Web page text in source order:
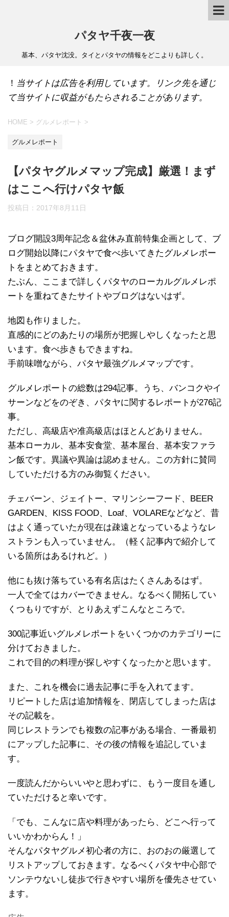
パタヤ千夜一夜
基本、パタヤ沈没。タイとパタヤの情報をどこよりも詳しく。
！ 当サイトは広告を利用しています。リンク先を通じ
て当サイトに収益がもたらされることがあります。
HOME > グルメレポート >
グルメレポート
【パタヤグルメマップ完成】厳選！まず
はここへ行けパタヤ飯
投稿日： 2017年8月11日
ブログ開設3周年記念＆盆休み直前特集企画として、ブ
ログ開始以降にパタヤで食べ歩いてきたグルメレポー
トをまとめておきます。
たぶん、ここまで詳しくパタヤのローカルグルメレポ
ートを重ねてきたサイトやブログはないはず。
地図も作りました。
直感的にどのあたりの場所が把握しやしくなったと思
います。食べ歩きもできますね。
手前味噌ながら、パタヤ最強グルメマップです。
グルメレポートの総数は294記事。うち、バンコクやイ
サーンなどをのぞき、パタヤに関するレポートが276記
事。
ただし、高級店や准高級店はほとんどありません。
基本ローカル、基本安食堂、基本屋台、基本安ファラ
ン飯です。異議や異論は認めません。この方針に賛同
していただける方のみ御覧ください。
チェバーン、ジェイトー、マリンシーフード、BEER
GARDEN、KISS FOOD、Loaf、VOLAREなどなど、昔
はよく通っていたが現在は疎遠となっているようなレ
ストランも入っていません。（軽く記事内で紹介して
いる箇所はあるけれど。）
他にも抜け落ちている有名店はたくさんあるはず。
一人で全てはカバーできません。なるべく開拓してい
くつもりですが、とりあえずこんなところで。
300記事近いグルメレポートをいくつかのカテゴリーに
分けておきました。
これで目的の料理が探しやすくなったかと思います。
また、これを機会に過去記事に手を入れてます。
リピートした店は追加情報を、閉店してしまった店は
その記載を。
同じレストランでも複数の記事がある場合、一番最初
にアップした記事に、その後の情報を追記していま
す。
一度読んだからいいやと思わずに、もう一度目を通し
ていただけると幸いです。
「でも、こんなに店や料理があったら、どこへ行って
いいかわからん！」
そんなパタヤグルメ初心者の方に、おのおの厳選して
リストアップしておきます。なるべくパタヤ中心部で
ソンテウないし徒歩で行きやすい場所を優先させてい
ます。